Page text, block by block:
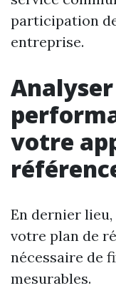
participation
entreprise.
votre
En dernier
votre plan de
nécessaire de
mesurables.